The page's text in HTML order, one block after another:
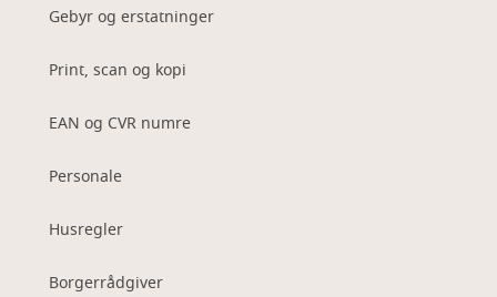
Gebyr og erstatninger
Print, scan og kopi
EAN og CVR numre
Personale
Husregler
Borgerrådgiver